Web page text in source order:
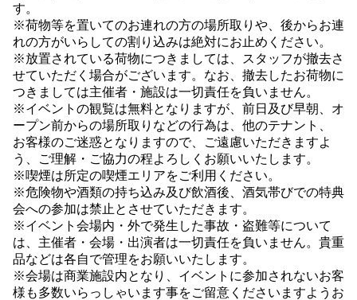
す。
※荷物等を置いてのお連れの方の場所取りや、後からお連
れの方がいらしての割り込みは絶対にお止めください。
※放置されている荷物につきましては、スタッフが撤去さ
せていただく場合がございます。なお、撤去したお荷物に
つきましては主催者・施設は一切責任を負いません。
※イベントの観覧は無料となりますが、前日及び早朝、オ
ープン前からの場所取りなどの行為は、他のテナント、
お客様のご迷惑となりますので、ご遠慮いただきますよ
う、ご理解・ご協力の程よろしくお願いいたします。
※喫煙は所定の喫煙エリアをご利用ください。
※危険物や酒類の持ち込み及び飲酒後、酒気帯びでの特典
会への参加は禁止とさせていただきます。
※イベント会場内・外で発生した事故・盗難等について
は、主催者・会場・出演者は一切責任を負いません。貴重
品などは各自で管理をお願いいたします。
※会場は商業施設内となり、イベントに参加されないお客
様も多数いらっしゃいます事をご留意くださいますようお